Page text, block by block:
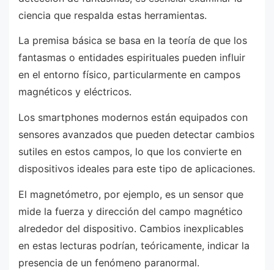
ciencia que respalda estas herramientas.
La premisa básica se basa en la teoría de que los
fantasmas o entidades espirituales pueden influir
en el entorno físico, particularmente en campos
magnéticos y eléctricos.
Los smartphones modernos están equipados con
sensores avanzados que pueden detectar cambios
sutiles en estos campos, lo que los convierte en
dispositivos ideales para este tipo de aplicaciones.
El magnetómetro, por ejemplo, es un sensor que
mide la fuerza y dirección del campo magnético
alrededor del dispositivo. Cambios inexplicables
en estas lecturas podrían, teóricamente, indicar la
presencia de un fenómeno paranormal.